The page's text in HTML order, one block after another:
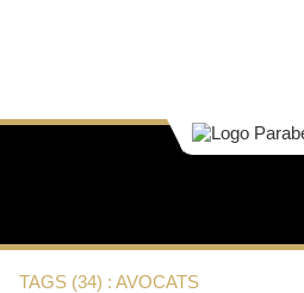
TAGS (34) : AVOCATS